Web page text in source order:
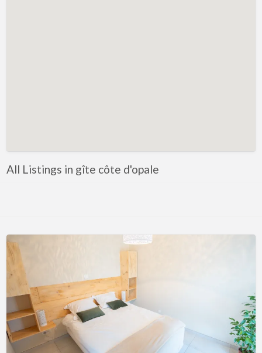
All Listings in gîte côte d'opale